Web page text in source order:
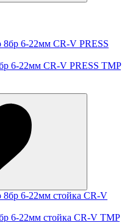
6-22мм CR-V PRESS TMP
6-22мм стойка CR-V TMP